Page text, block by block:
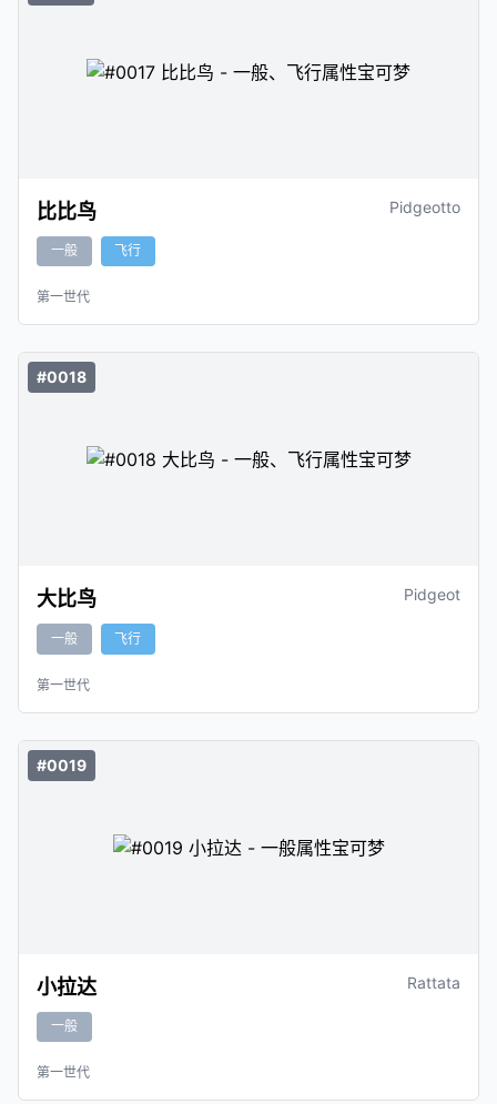
比比鸟 Pidgeotto
一般 飞行
第一世代
#0018
大比鸟 Pidgeot
一般 飞行
第一世代
#0019
小拉达 Rattata
一般
第一世代